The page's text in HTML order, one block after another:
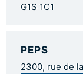
G1S 1C1
PEPS
2300, rue de